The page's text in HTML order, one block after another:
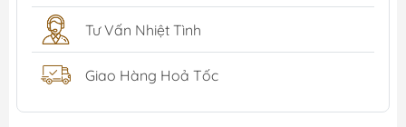
Tư Vấn Nhiệt Tình
Giao Hàng Hoả Tốc